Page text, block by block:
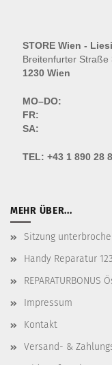
STORE Wien -
Breitenfurter Straße
1230 Wien
MO–DO:
FR:
SA:
TEL: +43 1 890 28
MEHR ÜBER...
Sitzung
Handy Reparatur
REPARATURBONUS
Impressum
Kontakt
Versand- &